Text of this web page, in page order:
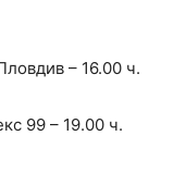
– 16.00 ч.
99 – 19.00 ч.